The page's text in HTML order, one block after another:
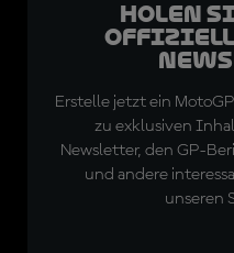
Holen
Erstelle jetzt ein
zu exklusiven
Newsletter, den GP-
und andere
unseren